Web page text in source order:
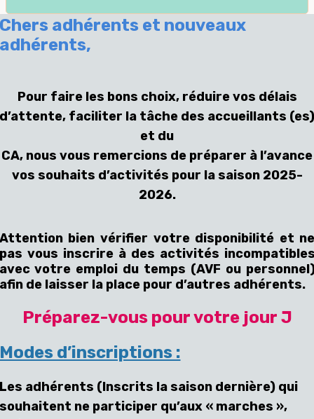
adhérents et nouveaux
Pour faire les bons choix, réduire vos délais
d’attente, faciliter la tâche des accueillants (es)
et du
CA, nous vous remercions de préparer à l’avance
vos souhaits d’activités pour la saison 2025-
2026.
bien vérifier votre disponibilité et
vous inscrire à des activités
votre emploi du temps (AVF ou
de laisser la place pour d’autres adhérents.
Préparez-vous pour votre jour J
d’inscriptions :
adhérents (Inscrits la saison dernière) qui
ne participer qu’aux « marches »,